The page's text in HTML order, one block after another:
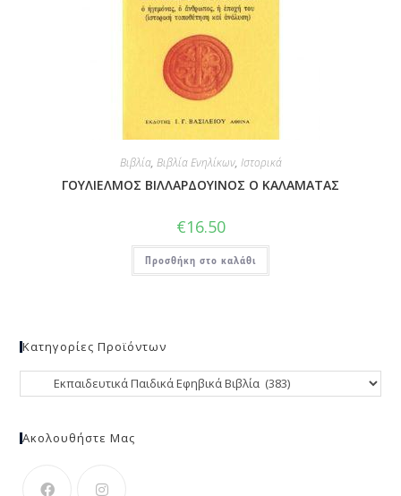
Βιβλία, Βιβλία Ενηλίκων, Ιστορικά
ΓΟΥΛΙΕΛΜΟΣ ΒΙΛΛΑΡΔΟΥΙΝΟΣ Ο ΚΑΛΑΜΑΤΑΣ
€16.50
Προσθήκη στο καλάθι
Κατηγορίες Προϊόντων
Ακολουθήστε Μας